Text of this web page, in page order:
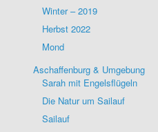
Winter – 2019
Herbst 2022
Mond
Aschaffenburg & Umgebung
Sarah mit Engelsflügeln
Die Natur um Sailauf
Sailauf